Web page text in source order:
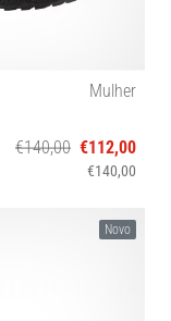
Mulher
€140,00 €112,00
€140,00
Novo